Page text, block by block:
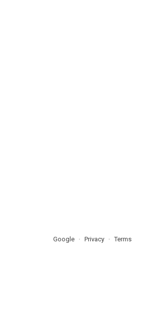
Google Privacy Terms